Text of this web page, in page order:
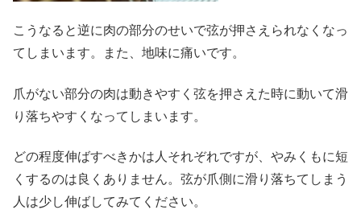
こうなると逆に肉の部分のせいで弦が押さえられなくなっ
てしまいます。また、地味に痛いです。
爪がない部分の肉は動きやすく弦を押さえた時に動いて滑
り落ちやすくなってしまいます。
どの程度伸ばすべきかは人それぞれですが、やみくもに短
くするのは良くありません。弦が爪側に滑り落ちてしまう
人は少し伸ばしてみてください。